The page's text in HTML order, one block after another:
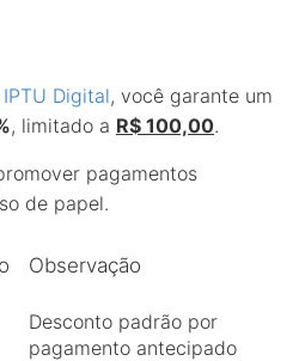
IPTU Digital, você garante um
, limitado a R$ 100,00.
pagamentos
de papel.
Observação
Desconto padrão por
pagamento antecipado